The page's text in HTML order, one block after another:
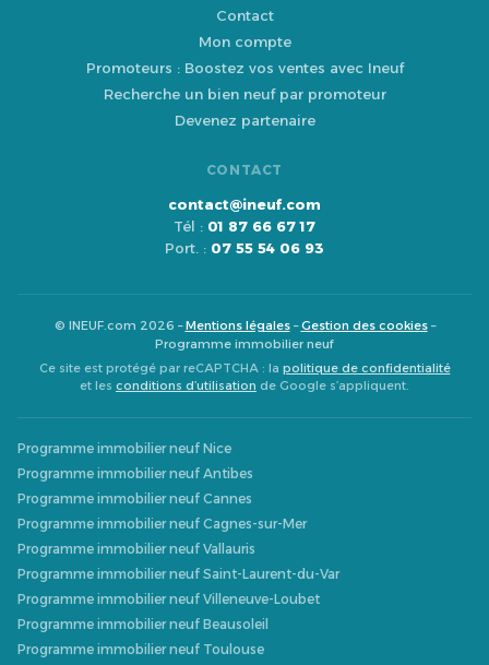
Contact
Mon compte
Promoteurs : Boostez vos ventes avec Ineuf
Recherche un bien neuf par promoteur
Devenez partenaire
CONTACT
contact@ineuf.com
Tél : 01 87 66 67 17
Port. : 07 55 54 06 93
© INEUF.com 2026 –Mentions légales–Gestion des cookies–
Programme immobilier neuf
Ce site est protégé par reCAPTCHA : la politique de confidentialité
et les conditions d’utilisation de Google s’appliquent.
Programme immobilier neuf Nice
Programme immobilier neuf Antibes
Programme immobilier neuf Cannes
Programme immobilier neuf Cagnes-sur-Mer
Programme immobilier neuf Vallauris
Programme immobilier neuf Saint-Laurent-du-Var
Programme immobilier neuf Villeneuve-Loubet
Programme immobilier neuf Beausoleil
Programme immobilier neuf Toulouse